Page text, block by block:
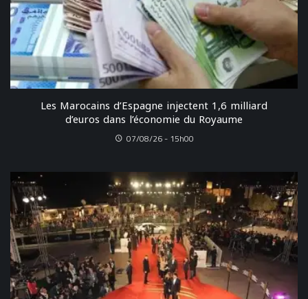
Les Marocains d’Espagne injectent 1,6 milliard
d’euros dans l’économie du Royaume
07/08/26 - 15h00